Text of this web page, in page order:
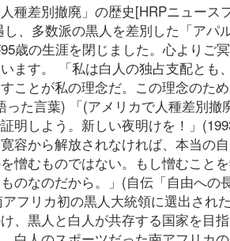
種差別撤廃」の歴史[HRPニュー
、多数派の黒人を差別した「アパ
歳の生涯を閉じました。心よりご
ます。 「私は白人の独占支配とも
ことが私の理念だ。この理念のた
た言葉) 「(アメリカで人種差別
明しよう。新しい夜明けを！」
容から解放されなければ、本当の
憎むものではない。もし憎むこと
のなのだから。」(自伝「自由への
フリカ初の黒人大統領に選出され
、黒人と白人が共存する国家を目